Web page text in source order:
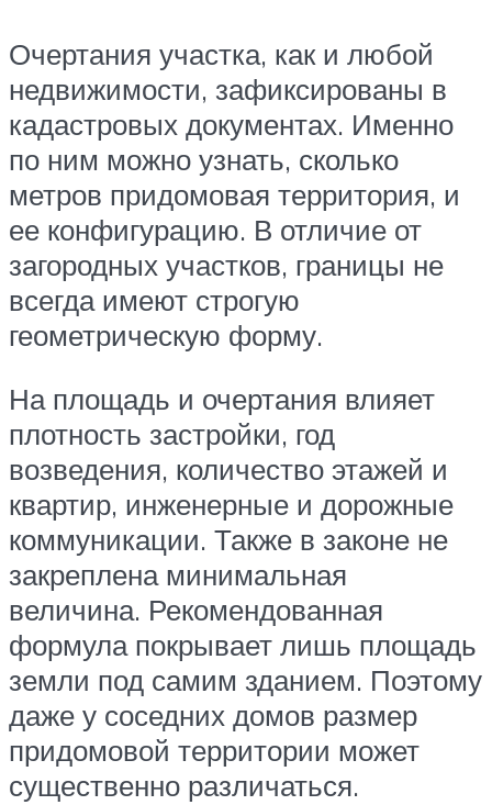
Очертания участка, как и любой
недвижимости, зафиксированы в
кадастровых документах. Именно
по ним можно узнать, сколько
метров придомовая территория, и
ее конфигурацию. В отличие от
загородных участков, границы не
всегда имеют строгую
геометрическую форму.
На площадь и очертания влияет
плотность застройки, год
возведения, количество этажей и
квартир, инженерные и дорожные
коммуникации. Также в законе не
закреплена минимальная
величина. Рекомендованная
формула покрывает лишь площадь
земли под самим зданием. Поэтому
даже у соседних домов размер
придомовой территории может
существенно различаться.